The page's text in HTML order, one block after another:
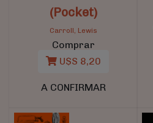
(Pocket)
Carroll, Lewis
Comprar
U$S 8,20
A CONFIRMAR